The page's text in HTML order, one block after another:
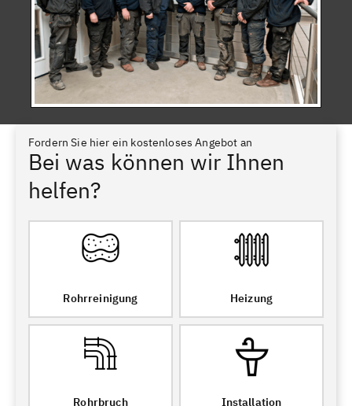
Fordern Sie hier ein kostenloses Angebot an
Bei was können wir Ihnen
helfen?
Rohrreinigung Heizung
Rohrbruch Installation